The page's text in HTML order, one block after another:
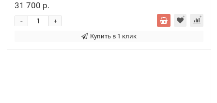
31 700 р.
+
-
Купить в 1 клик